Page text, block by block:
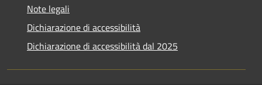
Note legali
Dichiarazione di accessibilità
Dichiarazione di accessibilità dal 2025